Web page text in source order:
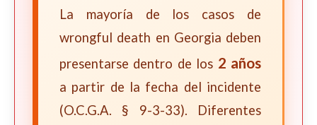
La mayoría de los casos de
wrongful death en Georgia deben
presentarse dentro de los 2 años
a partir de la fecha del incidente
(O.C.G.A. § 9-3-33). Diferentes